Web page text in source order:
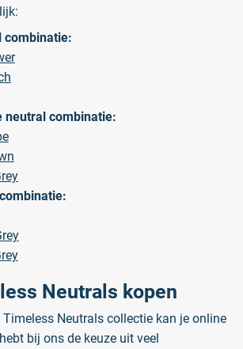
combinatie:
neutral combinatie:
Neutrals kopen
Neutrals collectie kan je online
bij ons de keuze uit veel